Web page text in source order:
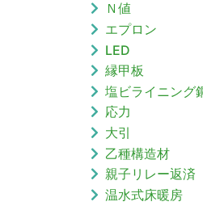
Ｎ値
エプロン
LED
縁甲板
塩ビライニング
応力
大引
乙種構造材
親子リレー返済
温水式床暖房